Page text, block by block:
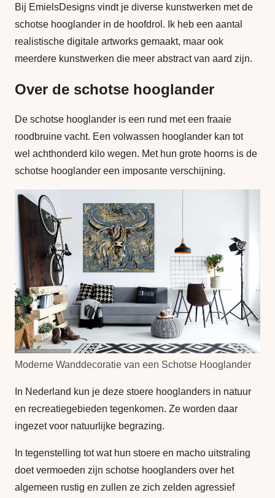
Bij EmielsDesigns vindt je diverse kunstwerken met de
schotse hooglander in de hoofdrol. Ik heb een aantal
realistische digitale artworks gemaakt, maar ook
meerdere kunstwerken die meer abstract van aard zijn.
Over de schotse hooglander
De schotse hooglander is een rund met een fraaie
roodbruine vacht. Een volwassen hooglander kan tot
wel achthonderd kilo wegen. Met hun grote hoorns is de
schotse hooglander een imposante verschijning.
Moderne Wanddecoratie van een Schotse Hooglander
In Nederland kun je deze stoere hooglanders in natuur
en recreatiegebieden tegenkomen. Ze worden daar
ingezet voor natuurlijke begrazing.
In tegenstelling tot wat hun stoere en macho uitstraling
doet vermoeden zijn schotse hooglanders over het
algemeen rustig en zullen ze zich zelden agressief